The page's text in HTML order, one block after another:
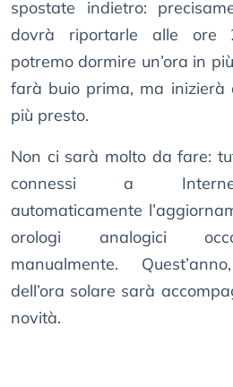
spostate indietro:
dovrà riportarle alle ore
potremo dormire un’ora in
farà buio prima, ma inizierà
più presto.
Non ci sarà molto da fare:
connessi a
automaticamente
orologi analogici
manualmente.
dell’ora solare sarà
novità.